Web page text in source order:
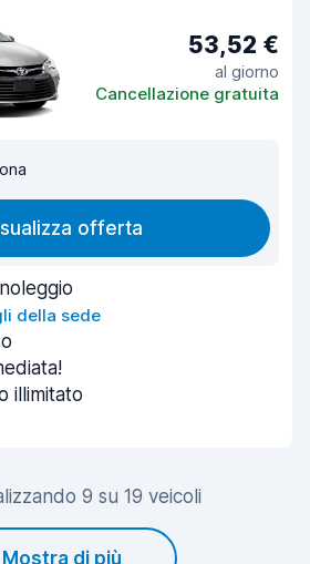
53,52 €
al giorno
Cancellazione gratuita
offerta
della sede
illimitato
9 su 19 veicoli
Mostra di più